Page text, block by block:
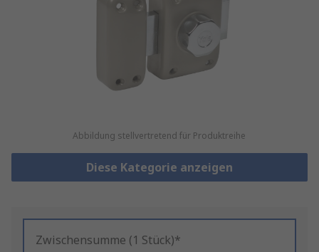
Abbildung stellvertretend für Produktreihe
Diese Kategorie anzeigen
Zwischensumme (1 Stück)*